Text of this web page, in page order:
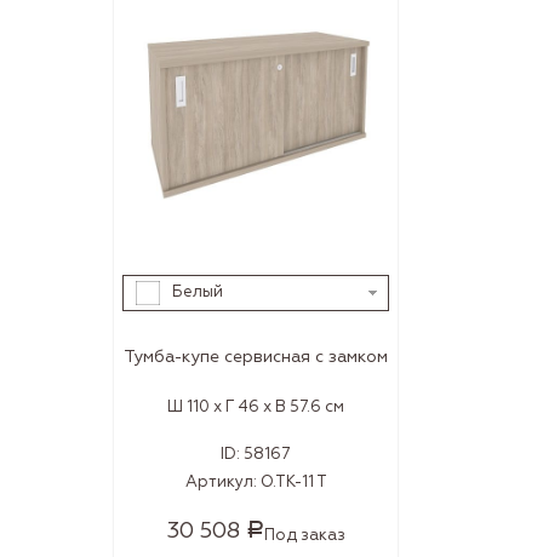
Белый
Тумба-купе сервисная с замком
Ш 110 x Г 46 x В 57.6 см
ID: 58167
Артикул: O.TK-11 T
30 508 Р Под заказ